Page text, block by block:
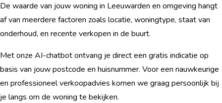
De waarde van jouw woning in Leeuwarden en omgeving hangt
af van meerdere factoren zoals locatie, woningtype, staat van
onderhoud, en recente verkopen in de buurt.
Met onze AI-chatbot ontvang je direct een gratis indicatie op
basis van jouw postcode en huisnummer. Voor een nauwkeurige
en professioneel verkoopadvies komen we graag persoonlijk bij
je langs om de woning te bekijken.